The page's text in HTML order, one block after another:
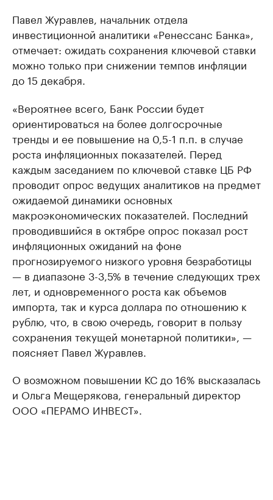
Павел Журавлев, начальник отдела
инвестиционной аналитики «Ренессанс Банка»,
отмечает: ожидать сохранения ключевой ставки
можно только при снижении темпов инфляции
до 15 декабря.
«Вероятнее всего, Банк России будет
ориентироваться на более долгосрочные
тренды и ее повышение на 0,5-1 п.п. в случае
роста инфляционных показателей. Перед
каждым заседанием по ключевой ставке ЦБ РФ
проводит опрос ведущих аналитиков на предмет
ожидаемой динамики основных
макроэкономических показателей. Последний
проводившийся в октябре опрос показал рост
инфляционных ожиданий на фоне
прогнозируемого низкого уровня безработицы
— в диапазоне 3-3,5% в течение следующих трех
лет, и одновременного роста как объемов
импорта, так и курса доллара по отношению к
рублю, что, в свою очередь, говорит в пользу
сохранения текущей монетарной политики», —
поясняет Павел Журавлев.
О возможном повышении КС до 16% высказалась
и Ольга Мещерякова, генеральный директор
ООО «ПЕРАМО ИНВЕСТ».